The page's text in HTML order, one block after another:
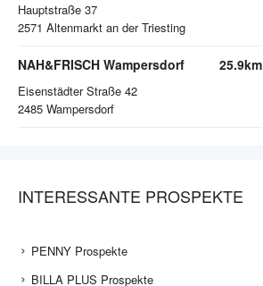
Hauptstraße 37
2571 Altenmarkt an der Triesting
NAH&FRISCH Wampersdorf
Eisenstädter Straße 42
2485 Wampersdorf
25.9km
INTERESSANTE PROSPEKTE
PENNY Prospekte
BILLA PLUS Prospekte